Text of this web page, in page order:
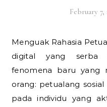
February 7,
Menguak Rahasia Petualang Sosial Modern – Di era
digital yang serba
fenomena baru yang
orang: petualang
pada individu yang